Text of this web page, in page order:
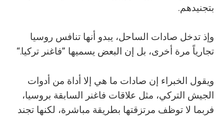
بتجنيدهم.
وإذ تدخل صادات الساحل، يبدو أنها تنافس روسيا
تجارياً مرة أخرى، بل إن البعض يسميها ”فاغنر تركيا.“
ويقول الخبراء إن صادات ما هي إلا أداة من أدوات
الجيش التركي، مثل علاقات فاغنر السابقة بروسيا،
فربما لا توظف مرتزقتها بطريقة مباشرة، لكنها تجند